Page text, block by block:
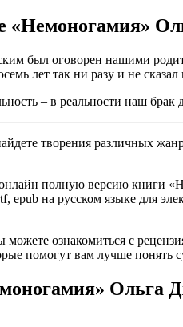
«Немоногамия»
был оговорен нашими
лет так ни разу и не сказал
– в реальности наш
творения различных
полную версию книги
epub на русском языке для
можете ознакомиться с
помогут вам лучше понять
Ольга